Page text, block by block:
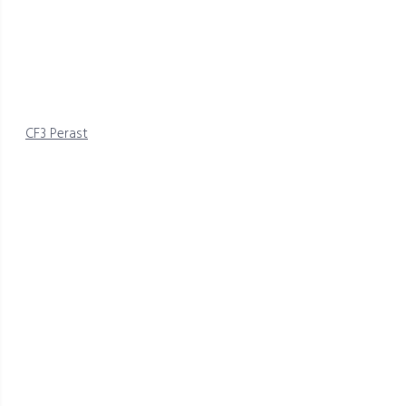
CF3 Perast